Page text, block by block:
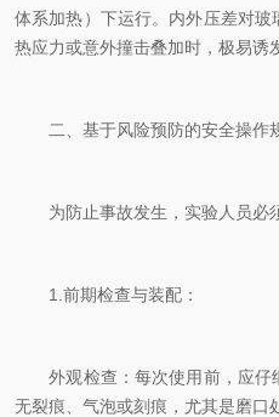
体系加热）下运行。内外压差对
热应力或意外撞击叠加时，极易诱
二、基于风险预防的安全操作
为防止事故发生，实验人员必
1.前期检查与装配：
外观检查：每次使用前，应仔
无裂痕、气泡或刻痕，尤其是磨口